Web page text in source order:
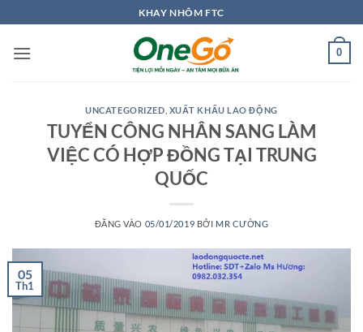
qua
nội
KHAY NHÔM FTC
0
UNCATEGORIZED XUẤT KHẨU LAO ĐỘNG
TUYỂN CÔNG NHÂN SANG LÀM
VIỆC CÓ HỢP ĐỒNG TẠI TRUNG
QUỐC
ĐĂNG VÀO 05/01/2019 BỞI MR CƯỜNG
05
Th1